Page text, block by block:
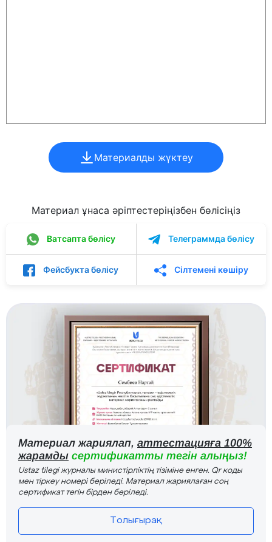
Материалды жүктеу
Материал ұнаса әріптестеріңізбен бөлісіңіз
Ватсапта бөлісу Телеграммда бөлісу
Фейсбукта бөлісу Сілтемені көшіру
Материал жариялап, аттестацияға 100%
жарамды сертификатты тегін алыңыз!
Ustaz tilegi журналы министірліктің тізіміне енген. Qr коды
мен тіркеу номері беріледі. Материал жариялаған соң
сертификат тегін бірден беріледі.
Толығырақ